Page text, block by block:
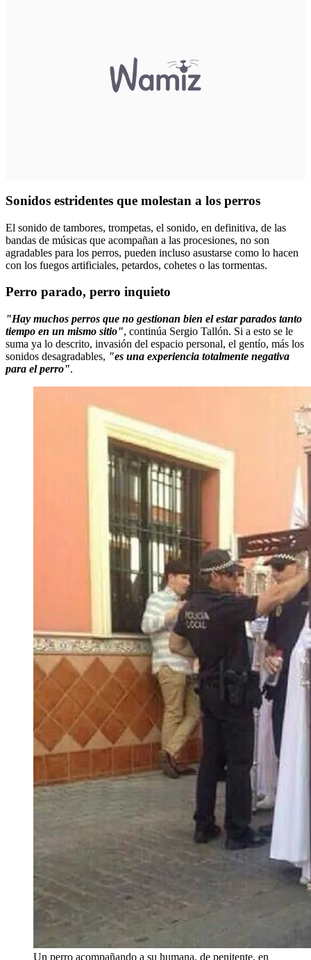
Sonidos estridentes que molestan a los perros
El sonido de tambores, trompetas, el sonido, en definitiva, de las
bandas de músicas que acompañan a las procesiones, no son
agradables para los perros, pueden incluso asustarse como lo hacen
con los fuegos artificiales, petardos, cohetes o las tormentas.
Perro parado, perro inquieto
"Hay muchos perros que no gestionan bien el estar parados tanto
tiempo en un mismo sitio", continúa Sergio Tallón. Si a esto se le
suma ya lo descrito, invasión del espacio personal, el gentío, más los
sonidos desagradables, "es una experiencia totalmente negativa
para el perro".
Un perro acompañando a su humana, de penitente, en